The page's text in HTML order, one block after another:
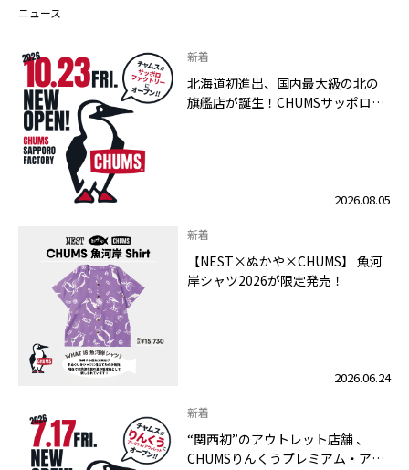
ニュース
新着
北海道初進出、国内最大級の北の
旗艦店が誕生！CHUMSサッポロフ
2026.08.05
新着
【NEST×ぬかや×CHUMS】 魚河
岸シャツ2026が限定発売！
2026.06.24
新着
“関西初”のアウトレット店舗 、
CHUMSりんくうプレミアム・アウ